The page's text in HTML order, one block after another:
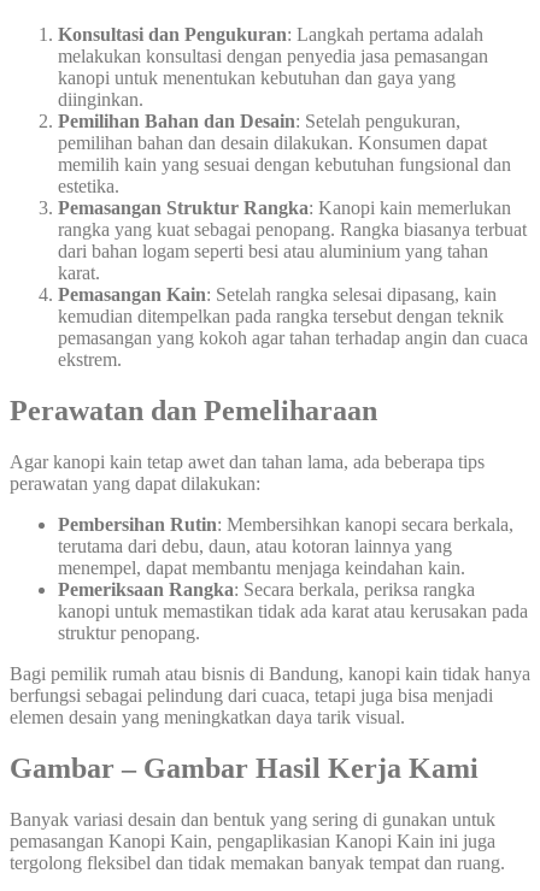
Konsultasi dan Pengukuran: Langkah pertama adalah
melakukan konsultasi dengan penyedia jasa pemasangan
kanopi untuk menentukan kebutuhan dan gaya yang
diinginkan.
Pemilihan Bahan dan Desain: Setelah pengukuran,
pemilihan bahan dan desain dilakukan. Konsumen dapat
memilih kain yang sesuai dengan kebutuhan fungsional dan
estetika.
Pemasangan Struktur Rangka: Kanopi kain memerlukan
rangka yang kuat sebagai penopang. Rangka biasanya terbuat
dari bahan logam seperti besi atau aluminium yang tahan
karat.
Pemasangan Kain: Setelah rangka selesai dipasang, kain
kemudian ditempelkan pada rangka tersebut dengan teknik
pemasangan yang kokoh agar tahan terhadap angin dan cuaca
ekstrem.
Perawatan dan Pemeliharaan
Agar kanopi kain tetap awet dan tahan lama, ada beberapa tips
perawatan yang dapat dilakukan:
Pembersihan Rutin: Membersihkan kanopi secara berkala,
terutama dari debu, daun, atau kotoran lainnya yang
menempel, dapat membantu menjaga keindahan kain.
Pemeriksaan Rangka: Secara berkala, periksa rangka
kanopi untuk memastikan tidak ada karat atau kerusakan pada
struktur penopang.
Bagi pemilik rumah atau bisnis di Bandung, kanopi kain tidak hanya
berfungsi sebagai pelindung dari cuaca, tetapi juga bisa menjadi
elemen desain yang meningkatkan daya tarik visual.
Gambar – Gambar Hasil Kerja Kami
Banyak variasi desain dan bentuk yang sering di gunakan untuk
pemasangan Kanopi Kain, pengaplikasian Kanopi Kain ini juga
tergolong fleksibel dan tidak memakan banyak tempat dan ruang.